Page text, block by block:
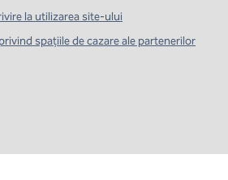
la utilizarea site-ului
spațiile de cazare ale partenerilor